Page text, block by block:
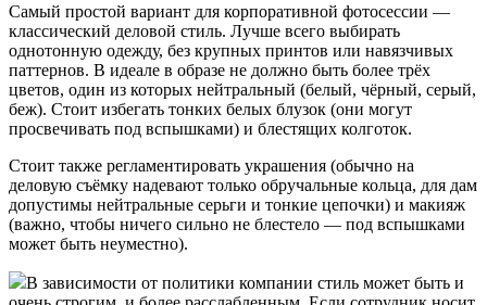
Самый простой вариант для корпоративной фотосессии —
классический деловой стиль. Лучше всего выбирать
однотонную одежду, без крупных принтов или навязчивых
паттернов. В идеале в образе не должно быть более трёх
цветов, один из которых нейтральный (белый, чёрный, серый,
беж). Стоит избегать тонких белых блузок (они могут
просвечивать под вспышками) и блестящих колготок.
Стоит также регламентировать украшения (обычно на
деловую съёмку надевают только обручальные кольца, для дам
допустимы нейтральные серьги и тонкие цепочки) и макияж
(важно, чтобы ничего сильно не блестело — под вспышками
может быть неуместно).
В зависимости от политики компании стиль может быть и